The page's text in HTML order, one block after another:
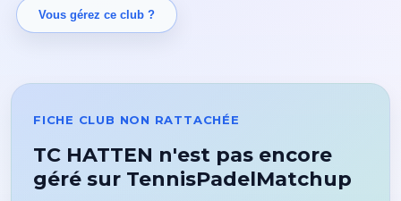
Vous gérez ce club ?
FICHE CLUB NON RATTACHÉE
TC HATTEN n'est pas encore
géré sur TennisPadelMatchup